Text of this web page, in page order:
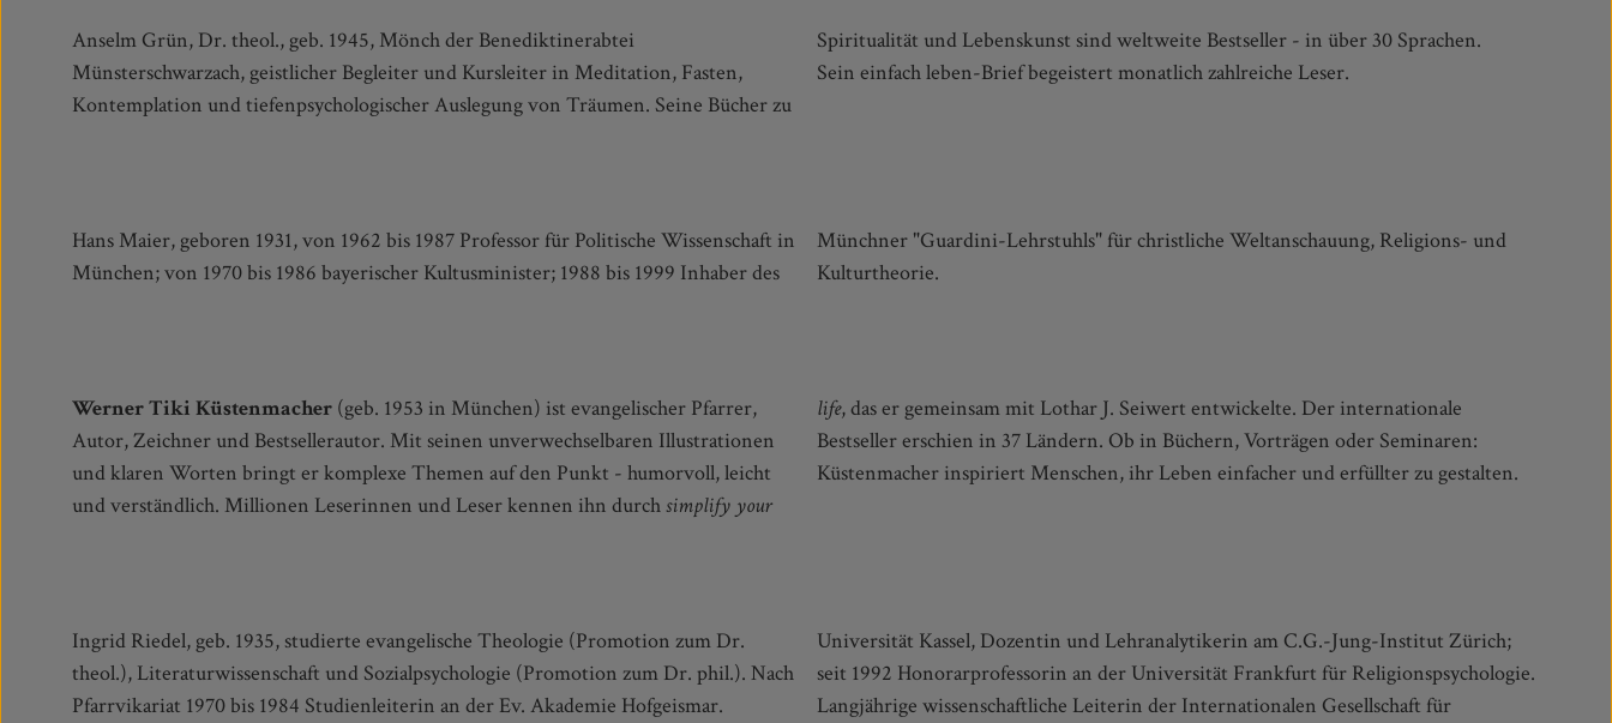
Anselm Grün, Dr. theol., geb. 1945, Mönch der Benediktinerabtei
Münsterschwarzach, geistlicher Begleiter und Kursleiter in Meditation, Fasten,
Kontemplation und tiefenpsychologischer Auslegung von Träumen. Seine Bücher zu
Spiritualität und Lebenskunst sind weltweite Bestseller - in über 30 Sprachen.
Sein einfach leben-Brief begeistert monatlich zahlreiche Leser.
Hans Maier, geboren 1931, von 1962 bis 1987 Professor für Politische Wissenschaft in
München; von 1970 bis 1986 bayerischer Kultusminister; 1988 bis 1999 Inhaber des
Münchner "Guardini-Lehrstuhls" für christliche Weltanschauung, Religions- und
Kulturtheorie.
Werner Tiki Küstenmacher (geb. 1953 in München) ist evangelischer Pfarrer,
Autor, Zeichner und Bestsellerautor. Mit seinen unverwechselbaren Illustrationen
und klaren Worten bringt er komplexe Themen auf den Punkt - humorvoll, leicht
und verständlich. Millionen Leserinnen und Leser kennen ihn durchsimplify your
life, das er gemeinsam mit Lothar J. Seiwert entwickelte. Der internationale
Bestseller erschien in 37 Ländern. Ob in Büchern, Vorträgen oder Seminaren:
Küstenmacher inspiriert Menschen, ihr Leben einfacher und erfüllter zu gestalten.
Ingrid Riedel, geb. 1935, studierte evangelische Theologie (Promotion zum Dr.
theol.), Literaturwissenschaft und Sozialpsychologie (Promotion zum Dr. phil.). Nach
Pfarrvikariat 1970 bis 1984 Studienleiterin an der Ev. Akademie Hofgeismar.
Universität Kassel, Dozentin und Lehranalytikerin am C.G.-Jung-Institut Zürich;
seit 1992 Honorarprofessorin an der Universität Frankfurt für Religionspsychologie.
Langjährige wissenschaftliche Leiterin der Internationalen Gesellschaft für